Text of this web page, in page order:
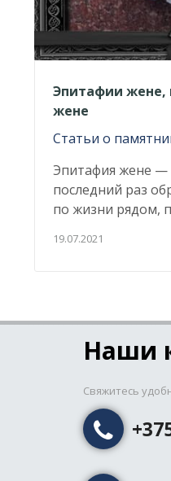
Эпитафии жене,
жене
Статьи о
Эпитафия жене —
последний раз
по жизни рядом,
19.07.2021
Наши
Свяжитесь